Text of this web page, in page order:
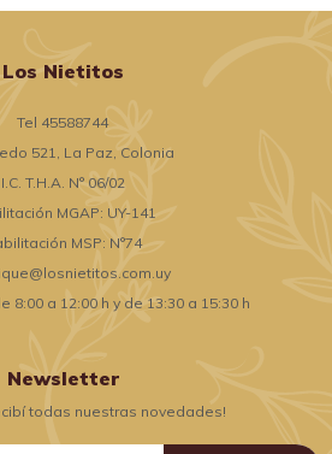
Los Nietitos
Tel 45588744
521, La Paz, Colonia
I.C. T.H.A. N° 06/02
MGAP: UY-141
MSP: N°74
8:00 a 12:00 h y de 13:30 a 15:30 h
Newsletter
todas nuestras novedades!